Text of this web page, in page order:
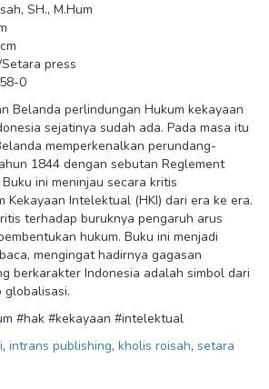
SH., M.Hum
press
0
Belanda perlindungan Hukum kekayaan
sejatinya sudah ada. Pada masa itu
memperkenalkan perundang-
1844 dengan sebutan Reglement
ini meninjau secara kritis
Kekayaan Intelektual (HKI) dari era ke era.
terhadap buruknya pengaruh arus
hukum. Buku ini menjadi
mengingat hadirnya gagasan
berkarakter Indonesia adalah simbol dari
#hak #kekayaan #intelektual
, intrans publishing, kholis roisah, setara